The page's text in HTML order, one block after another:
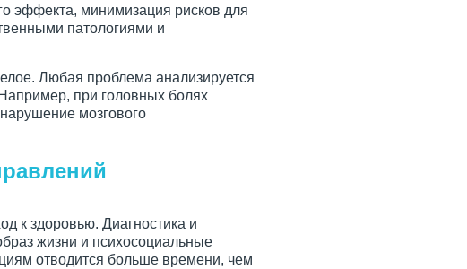
эффекта, минимизация рисков для
патологиями и
Любая проблема анализируется
при головных болях
мозгового
к здоровью. Диагностика и
жизни и психосоциальные
отводится больше времени, чем